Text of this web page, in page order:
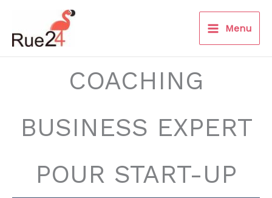
contenu
Menu
COACHING
BUSINESS EXPERT
POUR START-UP